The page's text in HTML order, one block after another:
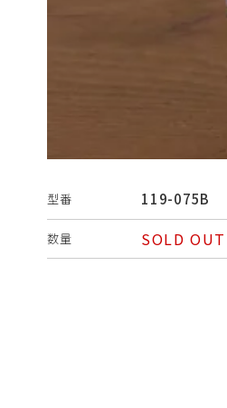
型番 119-075B
数量
SOLD OUT